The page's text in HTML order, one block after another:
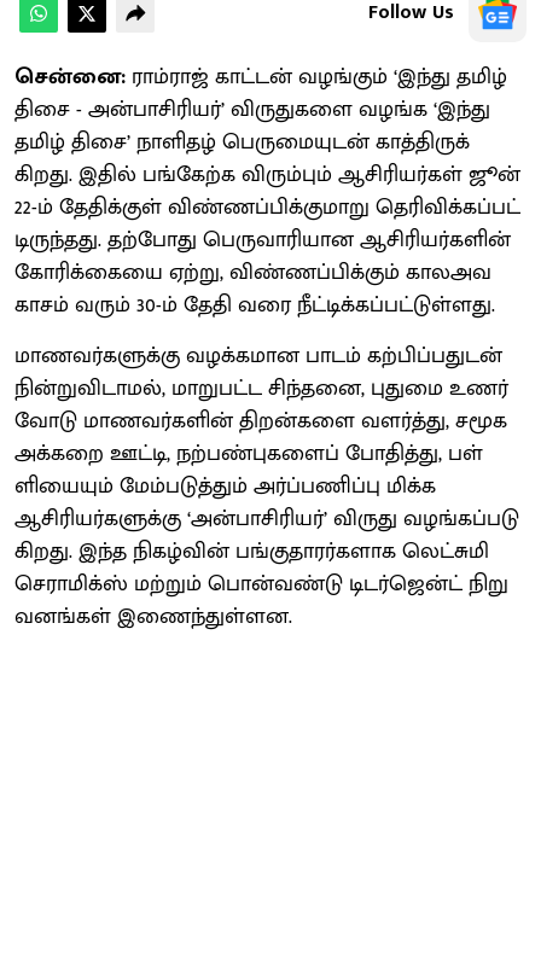
Follow Us
சென்னை: ​ராம்​ராஜ் காட்​டன் வழங்​கும் ‘இந்து தமிழ்
திசை - அன்​பாசிரியர்’ விருதுகளை வழங்க ‘இந்து
தமிழ் திசை’ நாளிதழ் பெரு​மை​யுடன் காத்​திருக்​
கிறது. இதில் பங்​கேற்க விரும்​பும் ஆசிரியர்​கள் ஜூன்
22-ம் தேதிக்​குள் விண்​ணப்​பிக்​குமாறு தெரிவிக்​கப்​பட்​
டிருந்​தது. தற்​போது பெரு​வாரி​யான ஆசிரியர்​களின்
கோரிக்​கையை ஏற்​று, விண்​ணப்​பிக்​கும் காலஅவ​
காசம் வரும் 30-ம் தேதி வரை நீட்​டிக்​கப்​பட்​டுள்​ளது.
மாணவர்​களுக்கு வழக்​க​மான பாடம் கற்​பிப்​பதுடன்
நின்​று​வி​டா​மல், மாறு​பட்ட சிந்​தனை, புதுமை உணர்​
வோடு மாணவர்​களின் திறன்​களை வளர்த்​து, சமூக
அக்​கறை ஊட்​டி, நற்​பண்​பு​களைப் போதித்​து, பள்​
ளியை​யும் மேம்​படுத்​தும் அர்ப்​பணிப்பு மிக்க
ஆசிரியர்​களுக்கு ‘அன்​பாசிரியர்’ விருது வழங்​கப்​படு​
கிறது. இந்த நிகழ்​வின் பங்​கு​தா​ரர்​களாக லெட்​சுமி
செராமிக்ஸ் மற்​றும் பொன்​வண்டு டிடர்​ஜென்ட் நிறு​
வனங்​கள் இணைந்​துள்​ளன.